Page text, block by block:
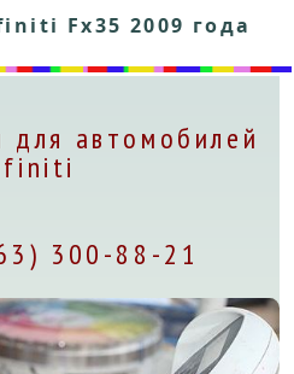
Fx35 2009 года
для автомобилей
300-88-21